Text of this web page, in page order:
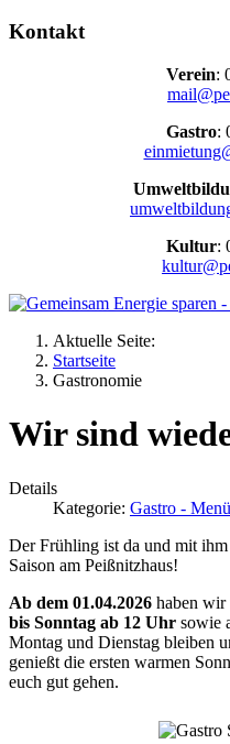
Kontakt
Verein:
Gastro:
Kultur:
Aktuelle Seite:
Startseite
Gastronomie
Wir sind
Details
Kategorie: Gastro -
Der Frühling ist da und mit
Saison am Peißnitzhaus!
Ab dem 01.04.2026 haben wir
bis Sonntag ab 12 Uhr sowie
Montag und Dienstag bleiben
genießt die ersten warmen
euch gut gehen.